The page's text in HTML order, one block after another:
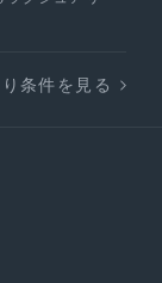
条件を見る